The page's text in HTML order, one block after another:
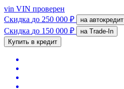
vin VIN проверен
Скидка до 250 000 ₽ на автокредит
Скидка до 150 000 ₽
на Trade-In
Купить в кредит